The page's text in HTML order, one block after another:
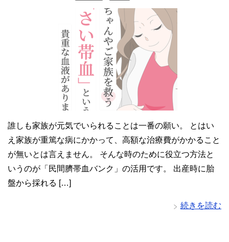
誰しも家族が元気でいられることは一番の願い。 とはい
え家族が重篤な病にかかって、高額な治療費がかかること
が無いとは言えません。 そんな時のために役立つ方法と
いうのが「民間臍帯血バンク」の活用です。 出産時に胎
盤から採れる […]
続きを読む